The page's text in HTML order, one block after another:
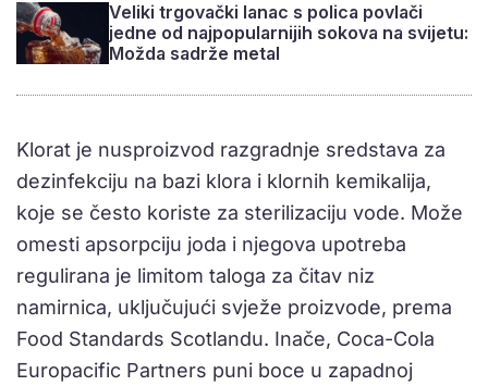
Veliki trgovački lanac s polica povlači
jedne od najpopularnijih sokova na svijetu:
Možda sadrže metal
Klorat je nusproizvod razgradnje sredstava za
dezinfekciju na bazi klora i klornih kemikalija,
koje se često koriste za sterilizaciju vode. Može
omesti apsorpciju joda i njegova upotreba
regulirana je limitom taloga za čitav niz
namirnica, uključujući svježe proizvode, prema
Food Standards Scotlandu. Inače, Coca-Cola
Europacific Partners puni boce u zapadnoj